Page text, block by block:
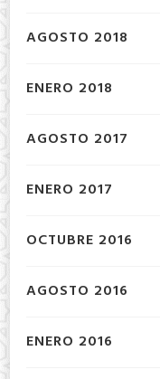
AGOSTO 2018
ENERO 2018
AGOSTO 2017
ENERO 2017
OCTUBRE 2016
AGOSTO 2016
ENERO 2016